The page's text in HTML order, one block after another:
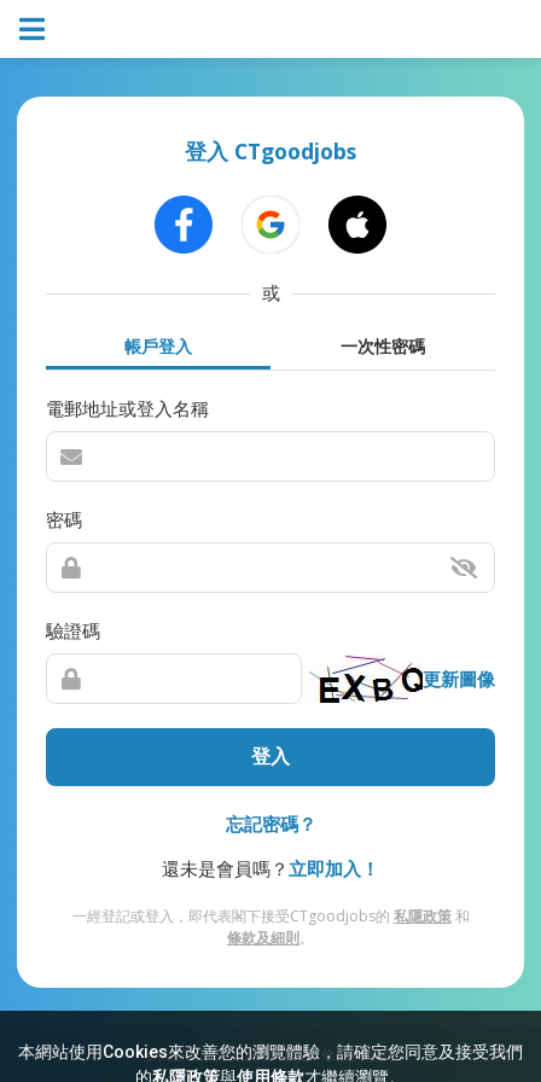
本網站使用Cookies來改善您的瀏覽體驗，請確定您同意及接受我們
的私隱政策與使用條款才繼續瀏覽。
登入 CTgoodjobs
或
帳戶登入 一次性密碼
電郵地址或登入名稱
密碼
驗證碼
更新圖像
登入
忘記密碼？
還未是會員嗎？ 立即加入！
一經登記或登入，即代表閣下接受CTgoodjobs的 私隱政策和
條款及細則。
網站索引 常見問題 私隱 條款及細則